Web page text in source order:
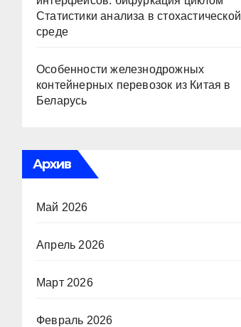
Статистики анализа в стохастической
среде
Особенности железнодрожных
контейнерных перевозок из Китая в
Беларусь
Архив
Май 2026
Апрель 2026
Март 2026
Февраль 2026